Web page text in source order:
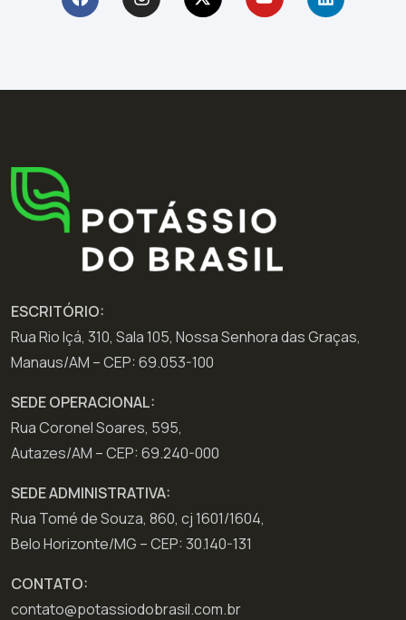
ESCRITÓRIO:
Rua Rio Içá, 310, Sala 105, Nossa Senhora das Graças,
Manaus/AM – CEP: 69.053-100
SEDE OPERACIONAL:
Rua Coronel Soares, 595,
Autazes/AM – CEP: 69.240-000
SEDE ADMINISTRATIVA:
Rua Tomé de Souza, 860, cj 1601/1604,
Belo Horizonte/MG – CEP: 30.140-131
CONTATO:
contato@potassiodobrasil.com.br